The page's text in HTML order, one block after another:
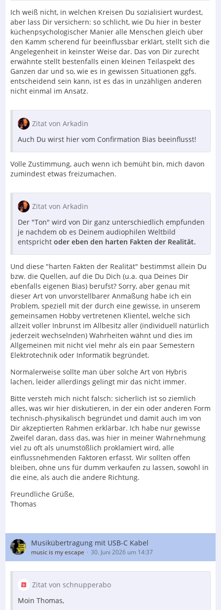
Ich weiß nicht, in welchen Kreisen Du sozialisiert wurdest,
aber lass Dir versichern: so schlicht, wie Du hier in bester
küchenpsychologischer Manier alle Menschen gleich über
den Kamm scherend für beeinflussbar erklärt, stellt sich die
Angelegenheit in keinster Weise dar. Das von Dir zurecht
erwähnte stellt bestenfalls einen kleinen Teilaspekt des
Ganzen dar und so, wie es in gewissen Situationen ggfs.
entscheidend sein kann, ist es das in unzähligen anderen
nicht einmal im Ansatz.
Zitat von Arkadin
Auch Du wirst hier vom Confirmation Bias beeinflusst!
Volle Zustimmung, auch wenn ich bemüht bin, mich davon
zumindest etwas freizumachen.
Zitat von Arkadin
Der "Ton" wird von Dir ganz unterschiedlich empfunden
je nachdem ob es Deinem audiophilen Weltbild
entspricht oder eben den harten Fakten der Realität.
Und diese "harten Fakten der Realität" bestimmst allein Du
bzw. die Quellen, auf die Du Dich (u.a. qua Deines Dir
ebenfalls eigenen Bias) berufst? Sorry, aber genau mit
dieser Art von unvorstellbarer Anmaßung habe ich ein
Problem, speziell mit der durch eine gewisse, in unserem
gemeinsamen Hobby vertretenen Klientel, welche sich
allzeit voller Inbrunst im Allbesitz aller (individuell natürlich
jederzeit wechselnden) Wahrheiten wähnt und dies im
Allgemeinen mit nicht viel mehr als ein paar Semestern
Elektrotechnik oder Informatik begründet.
Normalerweise sollte man über solche Art von Hybris
lachen, leider allerdings gelingt mir das nicht immer.
Bitte versteh mich nicht falsch: sicherlich ist so ziemlich
alles, was wir hier diskutieren, in der ein oder anderen Form
technisch-physikalisch begründet und damit auch im von
Dir akzeptierten Rahmen erklärbar. Ich habe nur gewisse
Zweifel daran, dass das, was hier in meiner Wahrnehmung
viel zu oft als unumstößlich proklamiert wird, alle
einflussnehmenden Faktoren erfasst. Wir sollten offen
bleiben, ohne uns für dumm verkaufen zu lassen, sowohl in
die eine, als auch die andere Richtung.
Freundliche Grüße,
Thomas
Musikübertragung mit USB-C Kabel
music is my escape 30. Juni 2026 um 14:37
Zitat von schnupperabo
Moin Thomas,